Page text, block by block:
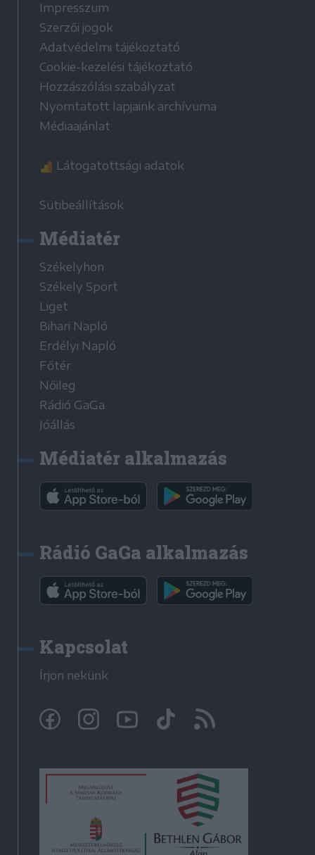
Impresszum
Szerzői jogok
Adatvédelmi tájékoztató
Cookie-kezelési tájékoztató
Hozzászólási szabályzat
Nyomtatott lapjaink archívuma
Médiaajánlat
Látogatottsági adatok
Sütibeállítások
Médiatér
Székelyhon
Székely Sport
Liget
Bihari Napló
Erdélyi Napló
Főtér
Nőileg
Rádió GaGa
Jóállás
Médiatér alkalmazás
Rádió GaGa alkalmazás
Kapcsolat
Írjon nekünk